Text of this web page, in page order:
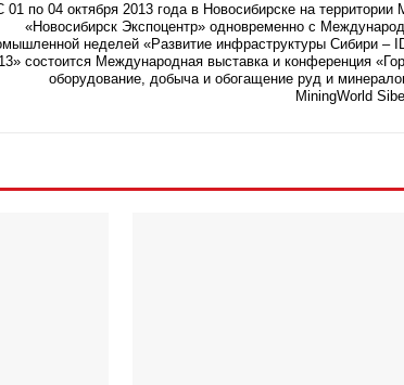
01 по 04 октября 2013 года в Новосибирске на территории
«Новосибирск Экспоцентр» одновременно с
неделей «Развитие инфраструктуры Сибири –
состоится Международная выставка и конференция
оборудование, добыча и обогащение руд и
MiningWorld